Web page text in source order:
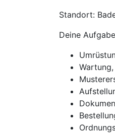
Standort:
Deine